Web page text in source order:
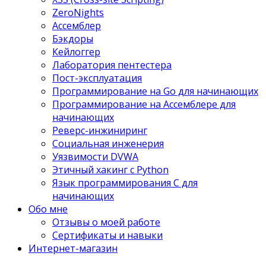
ZeroNights
Ассемблер
Бэкдоры
Кейлоггер
Лаборатория пентестера
Пост-эксплуатация
Программирование на Go для начинающих
Программирование на Ассемблере для
начинающих
Реверс-инжиниринг
Социальная инженерия
Уязвимости DVWA
Этичный хакинг с Python
Язык программирования С для
начинающих
Обо мне
Отзывы о моей работе
Сертификаты и навыки
Интернет-магазин